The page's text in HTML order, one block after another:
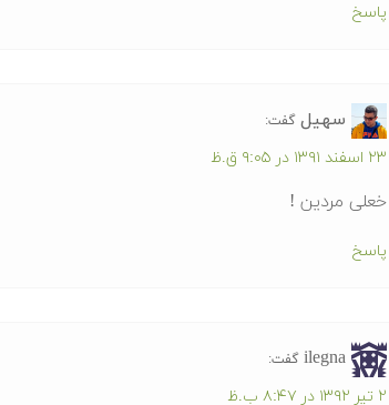
پاسخ
سهیل گفت:
۲۳ اسفند ۱۳۹۱ در ۹:۰۵ ق.ظ
خعلی مردین !
پاسخ
ilegna گفت:
۲ تیر ۱۳۹۲ در ۸:۴۷ ب.ظ